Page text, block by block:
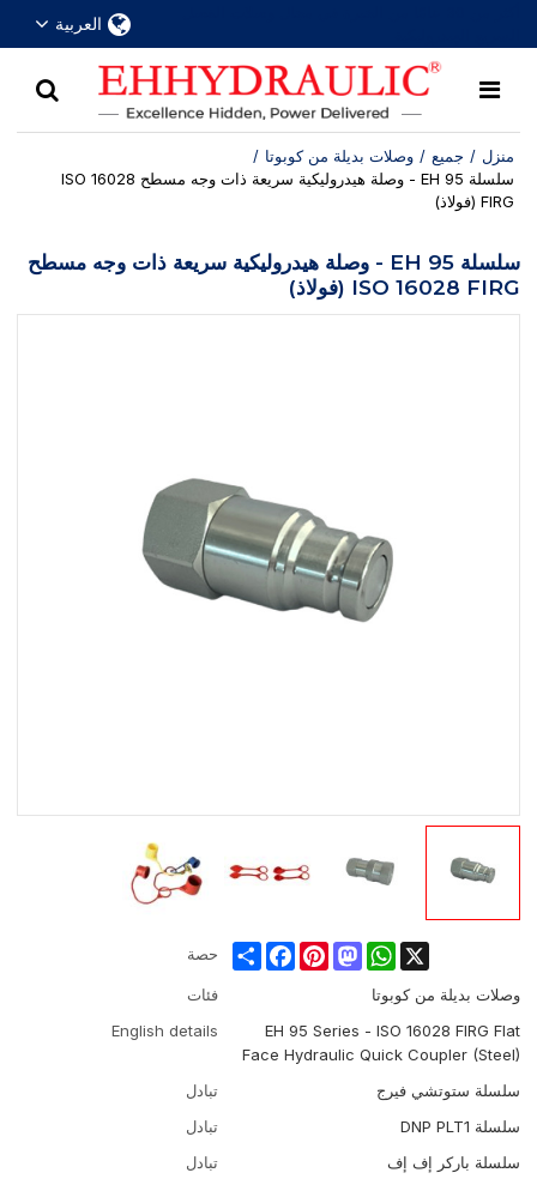
العربية
منزل / جميع / وصلات بديلة من كوبوتا /
سلسلة EH 95 - وصلة هيدروليكية سريعة ذات وجه مسطح ISO 16028
FIRG (فولاذ)
سلسلة EH 95 - وصلة هيدروليكية سريعة ذات وجه مسطح
ISO 16028 FIRG (فولاذ)
حصة Share
FacebookPinterest
Mastodon
WhatsApp X
فئات
وصلات بديلة من كوبوتا
English details
EH 95 Series - ISO 16028 FIRG Flat
Face Hydraulic Quick Coupler (Steel)
تبادل
سلسلة ستوتشي فيرج
تبادل
سلسلة DNP PLT1
تبادل
سلسلة باركر إف إف